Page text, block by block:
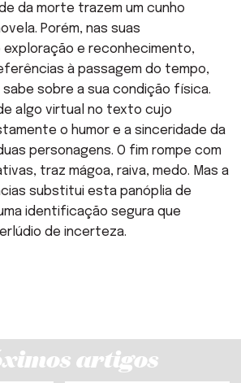
da morte trazem um cunho
Porém, nas suas
exploração e reconhecimento,
à passagem do tempo,
sobre a sua condição física.
algo virtual no texto cujo
o humor e a sinceridade da
personagens. O fim rompe com
traz mágoa, raiva, medo. Mas a
substitui esta panóplia de
identificação segura que
de incerteza.
artigos